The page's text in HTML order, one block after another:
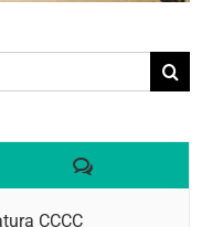
Comentaris
CCCC